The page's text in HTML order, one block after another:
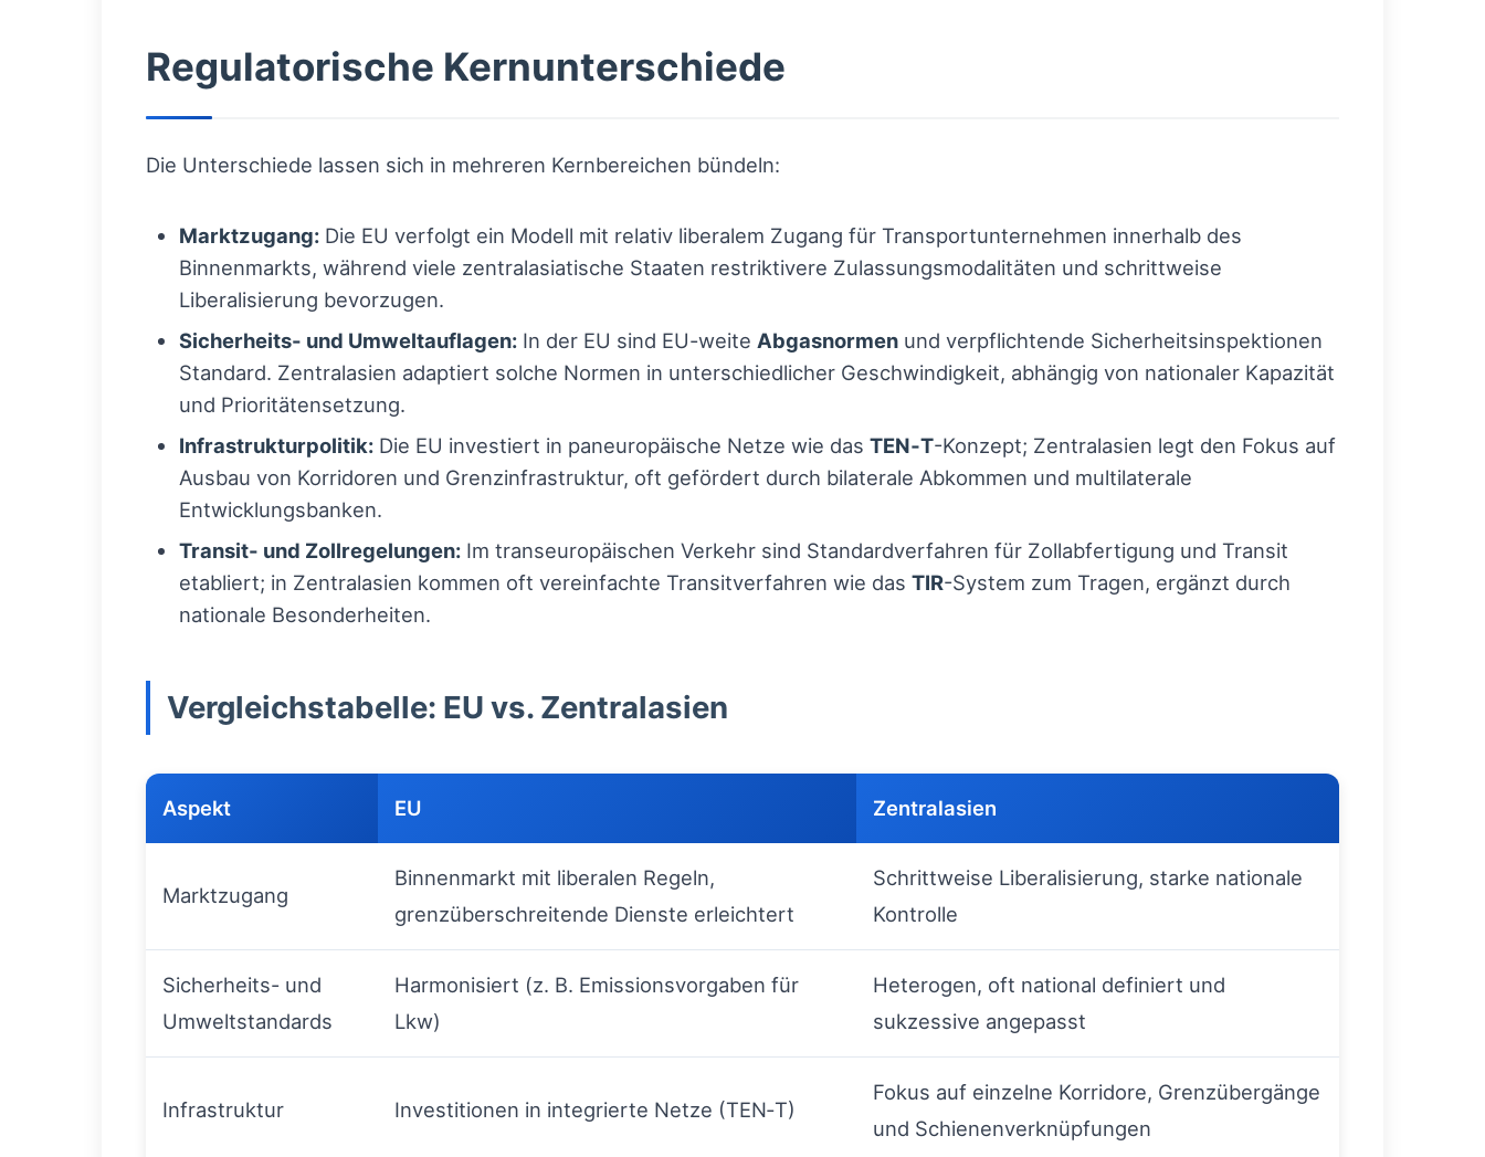
Regulatorische Kernunterschiede
Die Unterschiede lassen sich in mehreren Kernbereichen bündeln:
Marktzugang: Die EU verfolgt ein Modell mit relativ liberalem Zugang für Transportunternehmen innerhalb des
Binnenmarkts, während viele zentralasiatische Staaten restriktivere Zulassungsmodalitäten und schrittweise
Liberalisierung bevorzugen.
Sicherheits- und Umweltauflagen: In der EU sind EU-weite Abgasnormen und verpflichtende Sicherheitsinspektionen
Standard. Zentralasien adaptiert solche Normen in unterschiedlicher Geschwindigkeit, abhängig von nationaler Kapazität
und Prioritätensetzung.
Infrastrukturpolitik: Die EU investiert in paneuropäische Netze wie das TEN‑T-Konzept; Zentralasien legt den Fokus auf
Ausbau von Korridoren und Grenzinfrastruktur, oft gefördert durch bilaterale Abkommen und multilaterale
Entwicklungsbanken.
Transit- und Zollregelungen: Im transeuropäischen Verkehr sind Standardverfahren für Zollabfertigung und Transit
etabliert; in Zentralasien kommen oft vereinfachte Transitverfahren wie das TIR-System zum Tragen, ergänzt durch
nationale Besonderheiten.
Vergleichstabelle: EU vs. Zentralasien
Aspekt EU Zentralasien
Marktzugang
Binnenmarkt mit liberalen Regeln,
grenzüberschreitende Dienste erleichtert
Schrittweise Liberalisierung, starke nationale
Kontrolle
Sicherheits- und
Umweltstandards
Harmonisiert (z. B. Emissionsvorgaben für
Lkw)
Heterogen, oft national definiert und
sukzessive angepasst
Infrastruktur Investitionen in integrierte Netze (TEN‑T)
Fokus auf einzelne Korridore, Grenzübergänge
und Schienenverknüpfungen